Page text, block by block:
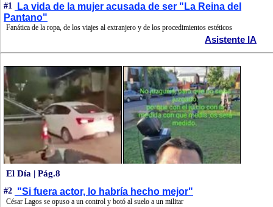
#1
La vida de la mujer acusada de ser "La Reina del
Pantano"
Fanática de la ropa, de los viajes al extranjero y de los procedimientos estéticos
Asistente IA
El Día | Pág.8
#2 "Si fuera actor, lo habría hecho mejor"
César Lagos se opuso a un control y botó al suelo a un militar